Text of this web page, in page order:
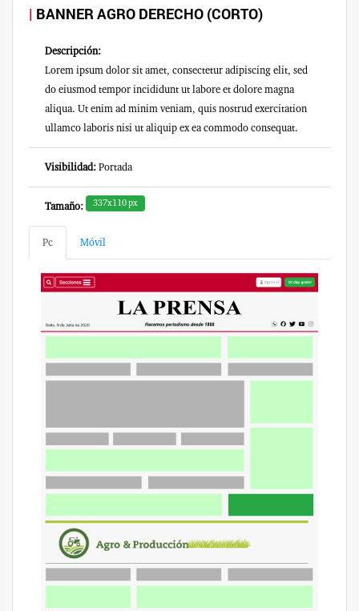
BANNER AGRO DERECHO (CORTO)
Descripción:
Lorem ipsum dolor sit amet, consectetur adipiscing elit, sed
do eiusmod tempor incididunt ut labore et dolore magna
aliqua. Ut enim ad minim veniam, quis nostrud exercitation
ullamco laboris nisi ut aliquip ex ea commodo consequat.
Visibilidad: Portada
Tamaño: 337x110 px
Pc Móvil